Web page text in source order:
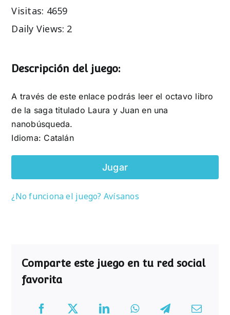
Visitas: 4659
Daily Views: 2
Descripción del juego:
A través de este enlace podrás leer el octavo libro
de la saga titulado Laura y Juan en una
nanobúsqueda.
Idioma: Catalán
Jugar
¿No funciona el juego? Avísanos
Comparte este juego en tu red social
favorita